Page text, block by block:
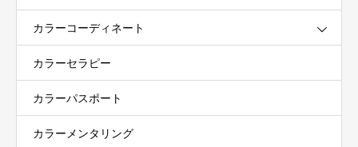
カラーコーディネート
カラーセラピー
カラーパスポート
カラーメンタリング